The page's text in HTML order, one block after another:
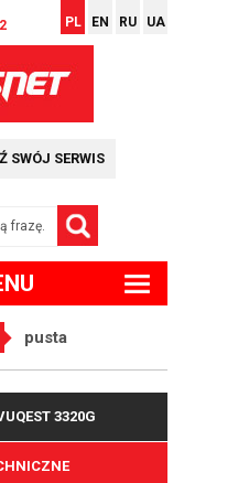
PL EN RU UA
SWÓJ SERWIS
pusta
3320G